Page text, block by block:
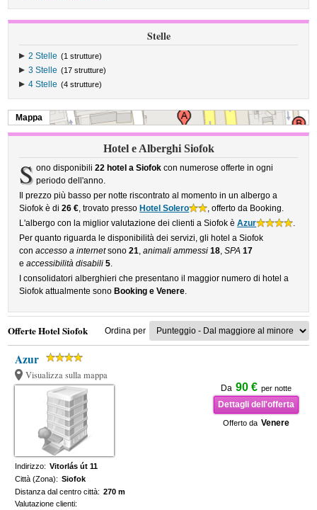
Stelle
2 Stelle (1 strutture)
3 Stelle (17 strutture)
4 Stelle (4 strutture)
Mappa
Hotel e Alberghi Siofok
S ono disponibili 22 hotel a Siofokcon numerose offerte in ogni
periodo dell'anno.
Il prezzo più basso per notte riscontrato al momento in un albergo a
Siofok è di26 €, trovato presso Hotel Solero
, offerto da Booking.
L'albergo con la miglior valutazione dei clienti a Siofok èAzur
.
Per quanto riguarda le disponibilità dei servizi, gli hotel a Siofok
conaccesso a internetsono21,animali ammessi 18,SPA 17
eaccessibilità disabili 5.
I consolidatori alberghieri che presentano il maggior numero di hotel a
Siofok attualmente sono Booking e Venere.
Offerte Hotel Siofok Ordina per
Azur
Visualizza sulla mappa
Da 90 € per notte
Dettagli dell'offerta
Offerto da Venere
Indirizzo: Vitorlás út 11
Città (Zona): Siofok
Distanza dal centro città: 270 m
Valutazione clienti: